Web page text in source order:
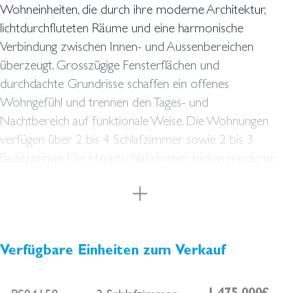
Wohneinheiten, die durch ihre moderne Architektur,
lichtdurchfluteten Räume und eine harmonische
Verbindung zwischen Innen- und Aussenbereichen
überzeugt. Grosszügige Fensterflächen und
durchdachte Grundrisse schaffen ein offenes
Wohngefühl und trennen den Tages- und
Nachtbereich auf funktionale Weise. Die Wohnungen
verfügen über 2 bis 4 Schlafzimmer sowie 2 bis 3
Badezimmer. Die Hauptschlafzimmer bieten moderne
Wohn-, Ess- und Küchenbereich bildet das Herzstück
Nachhaltigkeit und Komfort entwickelt und erreicht die
individuellen Aerothermie-Anlage ausgestattet, die
Verfügbare Einheiten zum Verkauf